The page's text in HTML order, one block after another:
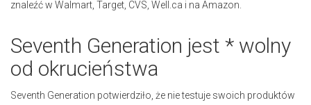
znaleźć w Walmart, Target, CVS, Well.ca i na Amazon.
Seventh Generation jest * wolny
od okrucieństwa
Seventh Generation potwierdziło, że nie testuje swoich produktów